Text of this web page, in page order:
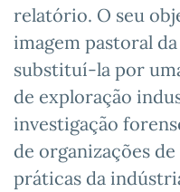
relatório. O seu
imagem pastoral
substituí-la por
de exploração
investigação
de organizações
práticas da